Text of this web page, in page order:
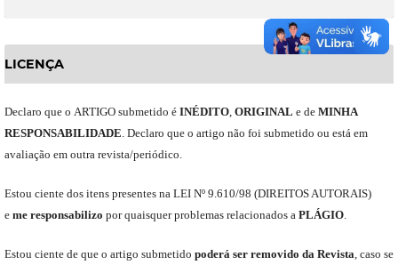
LICENÇA
Declaro que o ARTIGO submetido é INÉDITO, ORIGINAL ede MINHA
RESPONSABILIDADE Declaro que o artigo não foi submetido ou está em
avaliação em outra revista/periódico.
Estou ciente dos itens presentes na LEI Nº 9.610/98 (DIREITOS AUTORAIS)
e meresponsabilizo por quaisquer problemas relacionados a PLÁGIO.
Estou ciente de que o artigo submetido poderá ser removido da Revista caso se